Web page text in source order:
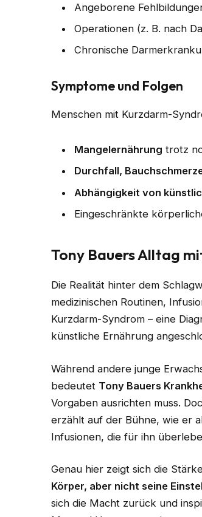
Angeborene
Operationen (z. B. nach
Chronische
Symptome und Folgen
Menschen mit Kurzdarm-
Mangelernährung trotz
Durchfall,
Abhängigkeit von
Eingeschränkte
Tony Bauers Alltag
Die Realität hinter dem
medizinischen Routinen,
Kurzdarm-Syndrom – eine
künstliche Ernährung
Während andere junge
bedeutet Tony Bauers
Vorgaben ausrichten muss.
erzählt auf der Bühne, wie er
Infusionen, die für ihn
Genau hier zeigt sich die
Körper, aber nicht seine
sich die Macht zurück und